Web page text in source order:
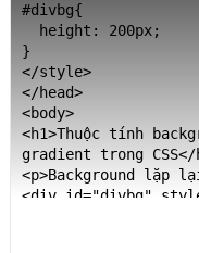
#divbg{
}
</style>
</head>
<body>
<h1>Thuộc tính
gradient trong CSS</
<p>Background lặp
<div id="divbg"